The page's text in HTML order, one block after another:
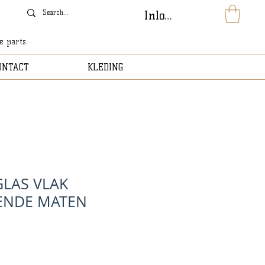
parts
Inloggen
KLEDING
VLAK
MATEN